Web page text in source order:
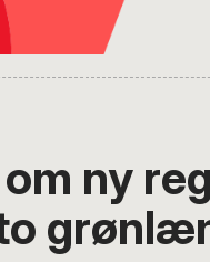
ny